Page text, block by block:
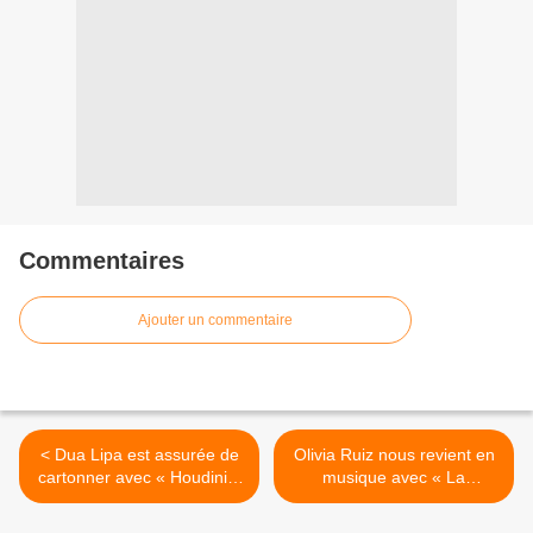
Commentaires
Ajouter un commentaire
< Dua Lipa est assurée de
cartonner avec « Houdini »
!
Olivia Ruiz nous revient en
musique avec « La
Réplique » ! >